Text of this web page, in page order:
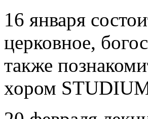
16 января
церковное,
также
хором